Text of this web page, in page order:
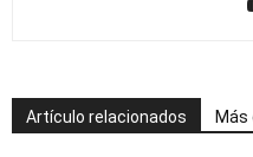
Artículo relacionados Más